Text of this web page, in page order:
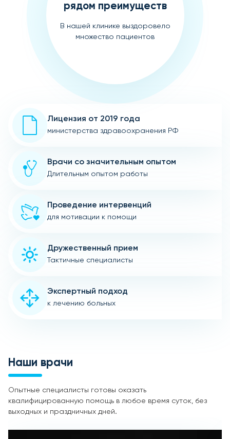
рядом преимуществ
В нашей клинике выздоровело
множество пациентов
Лицензия от 2019 года
министерства здравоохранения РФ
Врачи со значительным опытом
Длительным опытом работы
Проведение интервенций
для мотивации к помощи
Дружественный прием
Тактичные специалисты
Экспертный подход
к лечению больных
Наши врачи
Опытные специалисты готовы оказать
квалифицированную помощь в любое время суток, без
выходных и праздничных дней.